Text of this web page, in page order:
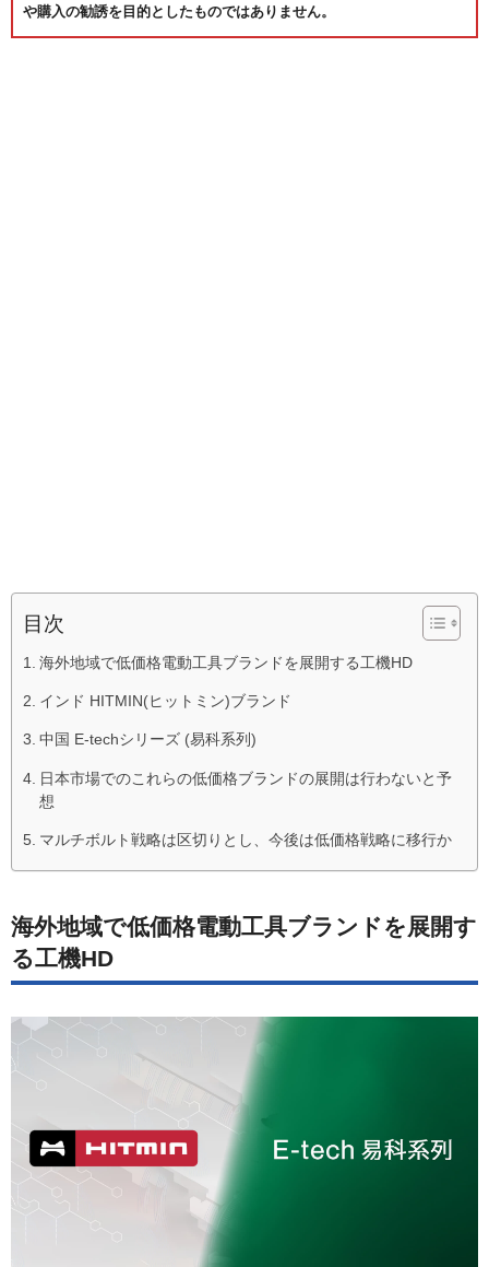
や購入の勧誘を目的としたものではありません。
目次
海外地域で低価格電動工具ブランドを展開する工機HD
インド HITMIN(ヒットミン)ブランド
中国 E-techシリーズ (易科系列)
日本市場でのこれらの低価格ブランドの展開は行わないと予
想
マルチボルト戦略は区切りとし、今後は低価格戦略に移行か
海外地域で低価格電動工具ブランドを展開す
る工機HD